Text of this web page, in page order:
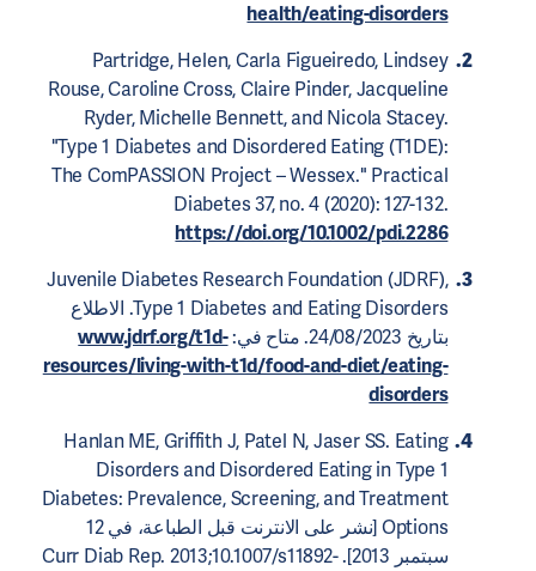
health/eating-disorders
Partridge, Helen, Carla Figueiredo, Lindsey
Rouse, Caroline Cross, Claire Pinder, Jacqueline
Ryder, Michelle Bennett, and Nicola Stacey.
"Type 1 Diabetes and Disordered Eating (T1DE):
The ComPASSION Project – Wessex." Practical
Diabetes 37, no. 4 (2020): 127-132.
https://doi.org/10.1002/pdi.2286
Juvenile Diabetes Research Foundation (JDRF),
Type 1 Diabetes and Eating Disorders. الاطلاع
بتاريخ 24/08/2023. متاح في:
www.jdrf.org/t1d-
resources/living-with-t1d/food-and-diet/eating-
disorders
Hanlan ME, Griffith J, Patel N, Jaser SS. Eating
Disorders and Disordered Eating in Type 1
Diabetes: Prevalence, Screening, and Treatment
Options [نشر على الانترنت قبل الطباعة، في 12
سبتمبر 2013]. Curr Diab Rep. 2013;10.1007/s11892-